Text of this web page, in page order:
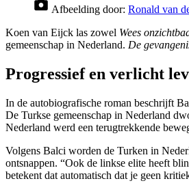
Afbeelding door: Ronald van
Koen van Eijck las zowel Wees
gemeenschap in Nederland. De
Progressief en verlicht
In de autobiografische roman beschrijft
De Turkse gemeenschap in Nederland
Nederland werd een terugtrekkende
Volgens Balci worden de Turken in
ontsnappen. “Ook de linkse elite heeft
betekent dat automatisch dat je geen